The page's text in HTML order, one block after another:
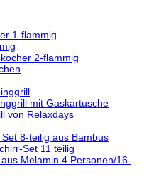
1-flammig
2-flammig
mit Gaskartusche
von Relaxdays
8-teilig aus Bambus
Set 11 teilig
Melamin 4 Personen/16-